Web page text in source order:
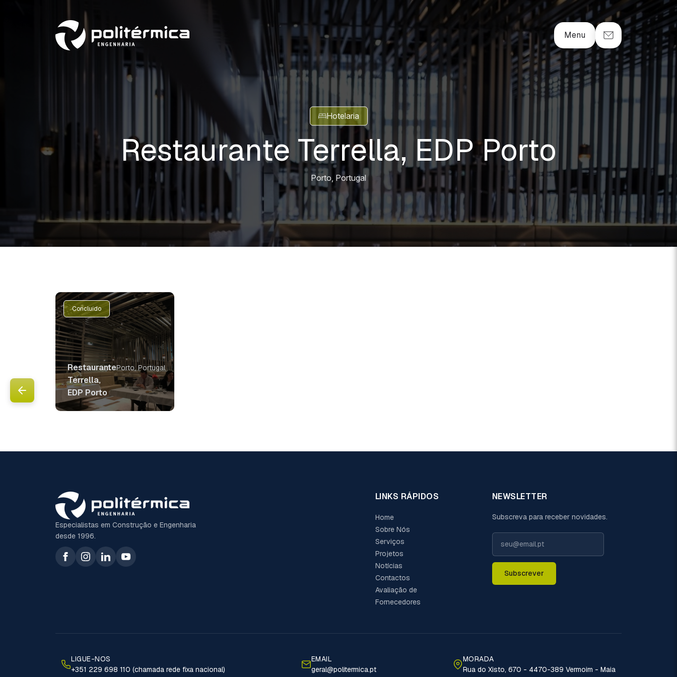
Menu
Hotelaria
Restaurante Terrella, EDP Porto
Porto, Portugal
Concluído
Restaurante
Terrella,
EDP Porto
Porto, Portugal
Especialistas em Construção e Engenharia
desde 1996.
LINKS RÁPIDOS
Home
Sobre Nós
Serviços
Projetos
Notícias
Contactos
Avaliação de
Fornecedores
NEWSLETTER
Subscreva para receber novidades.
Subscrever
LIGUE-NOS
+351 229 698 110 (chamada rede fixa nacional)
EMAIL
geral@politermica.pt
MORADA
Rua do Xisto, 670 - 4470-389 Vermoim - Maia